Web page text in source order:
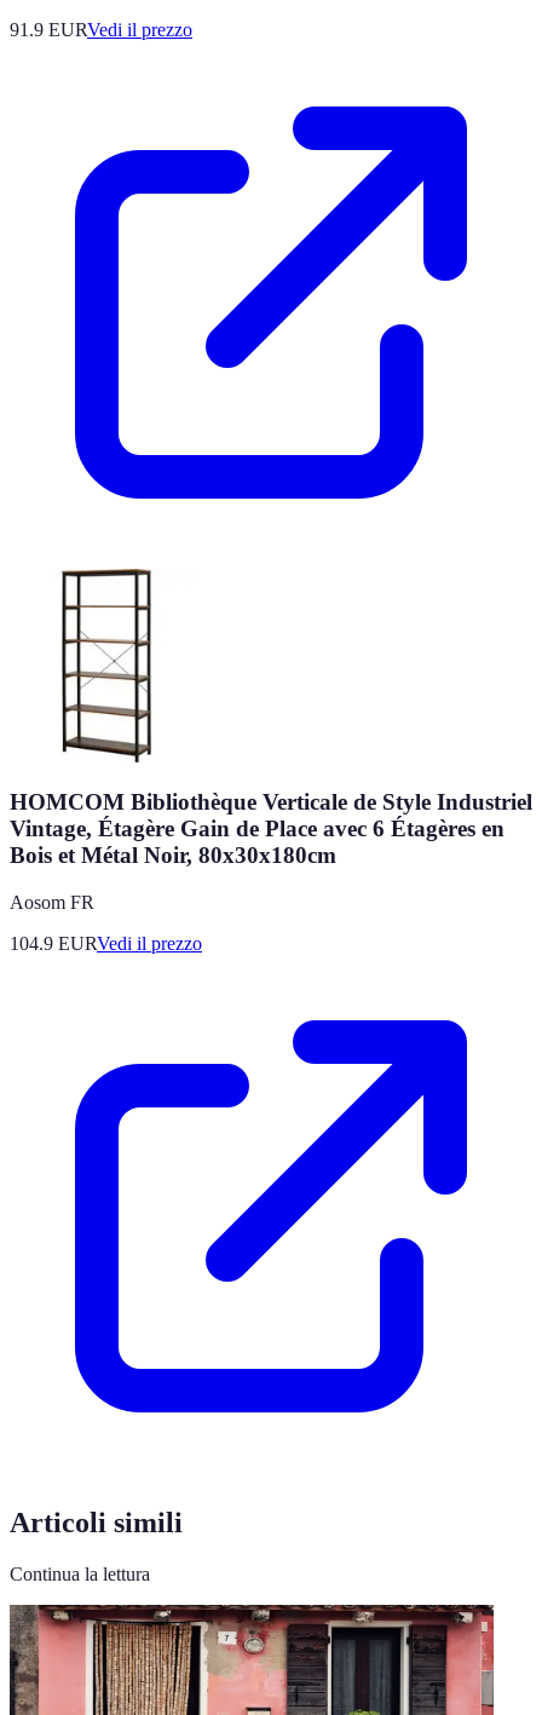
91.9 EURVedi il prezzo
HOMCOM Bibliothèque Verticale de Style Industriel
Vintage, Étagère Gain de Place avec 6 Étagères en
Bois et Métal Noir, 80x30x180cm
Aosom FR
104.9 EURVedi il prezzo
Articoli simili
Continua la lettura